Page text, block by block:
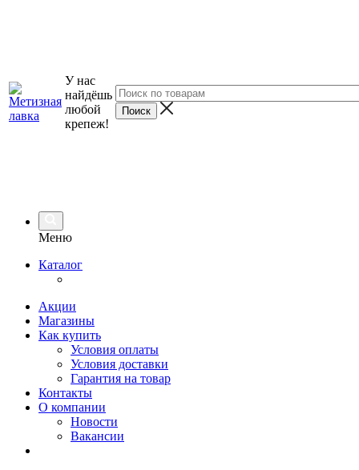
У нас
найдёшь
любой
крепеж!
Меню
Каталог
Акции
Магазины
Как купить
Условия оплаты
Условия доставки
Гарантия на товар
Контакты
О компании
Новости
Вакансии